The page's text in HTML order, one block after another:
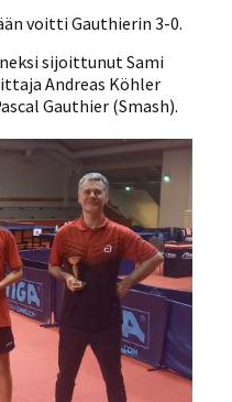
voitti Gauthierin 3-0.
sijoittunut Sami
Andreas Köhler
Gauthier (Smash).